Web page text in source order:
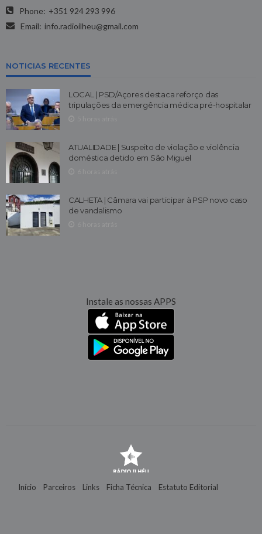
Phone: +351 924 293 996
Email: info.radioilheu@gmail.com
NOTICIAS RECENTES
LOCAL | PSD/Açores destaca reforço das
tripulações da emergência médica pré-hospitalar
ATUALIDADE | Suspeito de violação e violência
doméstica detido em São Miguel
CALHETA | Câmara vai participar à PSP novo caso
de vandalismo
Instale as nossas APPS
Início Parceiros Links Ficha Técnica Estatuto Editorial